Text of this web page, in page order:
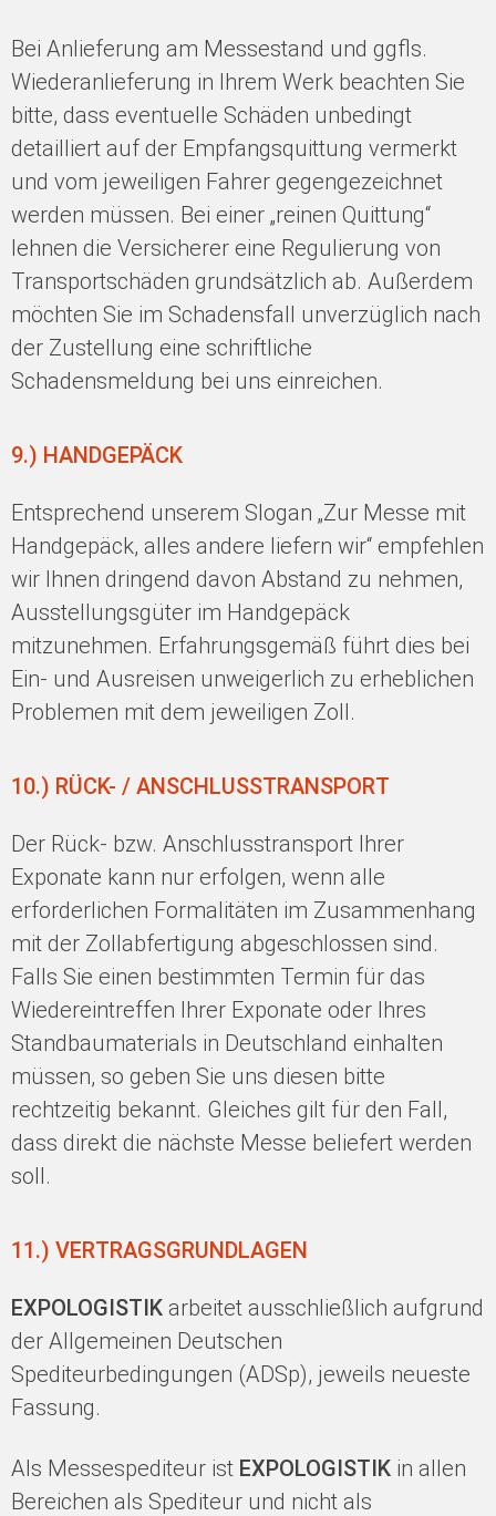
Bei Anlieferung am Messestand und ggfls.
Wiederanlieferung in Ihrem Werk beachten Sie
bitte, dass eventuelle Schäden unbedingt
detailliert auf der Empfangsquittung vermerkt
und vom jeweiligen Fahrer gegengezeichnet
werden müssen. Bei einer „reinen Quittung“
lehnen die Versicherer eine Regulierung von
Transportschäden grundsätzlich ab. Außerdem
möchten Sie im Schadensfall unverzüglich nach
der Zustellung eine schriftliche
Schadensmeldung bei uns einreichen.
9.) HANDGEPÄCK
Entsprechend unserem Slogan „Zur Messe mit
Handgepäck, alles andere liefern wir“ empfehlen
wir Ihnen dringend davon Abstand zu nehmen,
Ausstellungsgüter im Handgepäck
mitzunehmen. Erfahrungsgemäß führt dies bei
Ein- und Ausreisen unweigerlich zu erheblichen
Problemen mit dem jeweiligen Zoll.
10.) RÜCK- / ANSCHLUSSTRANSPORT
Der Rück- bzw. Anschlusstransport Ihrer
Exponate kann nur erfolgen, wenn alle
erforderlichen Formalitäten im Zusammenhang
mit der Zollabfertigung abgeschlossen sind.
Falls Sie einen bestimmten Termin für das
Wiedereintreffen Ihrer Exponate oder Ihres
Standbaumaterials in Deutschland einhalten
müssen, so geben Sie uns diesen bitte
rechtzeitig bekannt. Gleiches gilt für den Fall,
dass direkt die nächste Messe beliefert werden
soll.
11.) VERTRAGSGRUNDLAGEN
EXPOLOGISTIK arbeitet ausschließlich aufgrund
der Allgemeinen Deutschen
Spediteurbedingungen (ADSp), jeweils neueste
Fassung.
Als Messespediteur ist EXPOLOGISTIK in allen
Bereichen als Spediteur und nicht als